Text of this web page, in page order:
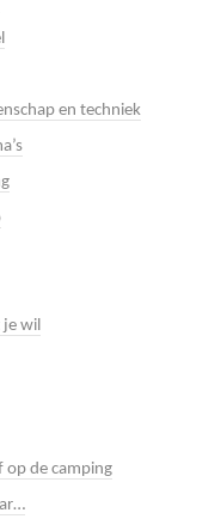
en techniek
je wil
op de camping